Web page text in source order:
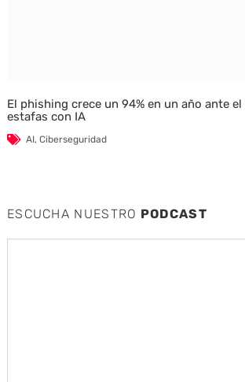
El phishing crece un 94% en un año ante el
estafas con IA
AI, Ciberseguridad
ESCUCHA NUESTRO PODCAST